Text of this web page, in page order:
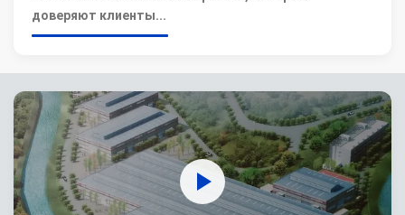
доверяют клиенты...